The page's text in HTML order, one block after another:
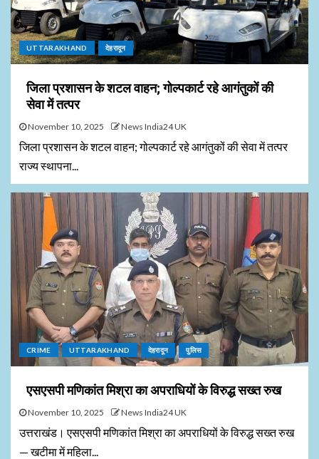
UTTARAKHAND देहरादून
जिला प्रशासन के शटल वाहन; गोल्पकार्ट रहे आगंतुकों की
सेवा में तत्पर
November 10, 2025 News India24 UK
जिला प्रशासन के शटल वाहन; गोल्पकार्ट रहे आगंतुकों की सेवा में तत्पर
राज्य स्थापना...
CRIME UTTARAKHAND देहरादून पुलिस
एसएसपी मणिकांत मिश्रा का अपराधियों के विरुद्ध सख्त रुख
November 10, 2025 News India24 UK
उत्तराखंड। एसएसपी मणिकांत मिश्रा का अपराधियों के विरुद्ध सख्त रुख
— खटीमा में महिला...